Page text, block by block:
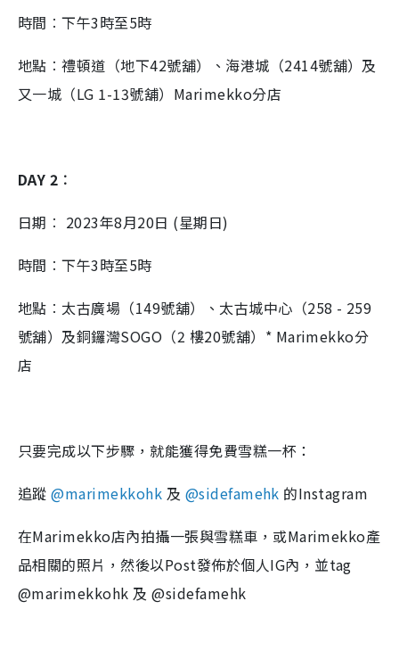
時間︰下午3時至5時
地點︰禮頓道（地下42號舖）、海港城（2414號舖）及
又一城（LG 1-13號舖）Marimekko分店
DAY 2︰
日期︰ 2023年8月20日 (星期日)
時間︰下午3時至5時
地點︰太古廣場（149號舖）、太古城中心（258 - 259
號舖）及銅鑼灣SOGO（2 樓20號舖）* Marimekko分
店
只要完成以下步驟，就能獲得免費雪糕一杯：
追蹤@marimekkohk 及 @sidefamehk 的Instagram
在Marimekko店內拍攝一張與雪糕車，或Marimekko產
品相關的照片，然後以Post發佈於個人IG內，並tag
@marimekkohk 及 @sidefamehk